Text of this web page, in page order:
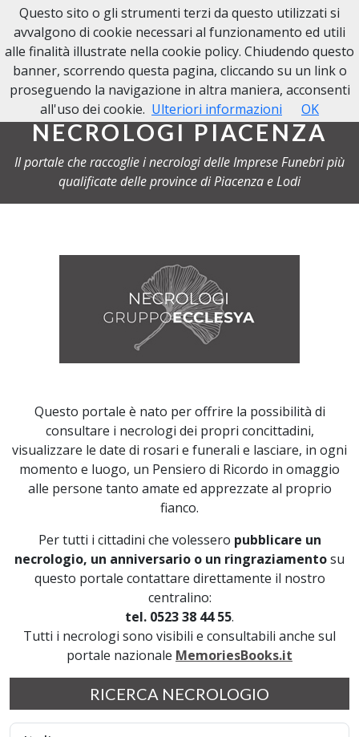
NECROLOGI PIACENZA
NECROLOGI PIACENZA
Il portale che raccoglie i necrologi delle Imprese Funebri più
qualificate delle province di Piacenza e Lodi
Questo portale è nato per offrire la possibilità di
consultare i necrologi dei propri concittadini,
visualizzare le date di rosari e funerali e lasciare, in ogni
momento e luogo, un Pensiero di Ricordo in omaggio
alle persone tanto amate ed apprezzate al proprio
fianco.
Per tutti i cittadini che volessero pubblicare un
necrologio, un anniversario o un ringraziamentosu
questo portale contattare direttamente il nostro
centralino:
tel. 0523 38 44 55.
Tutti i necrologi sono visibili e consultabili anche sul
portale nazionale MemoriesBooks.it
RICERCA NECROLOGIO
Questo sito o gli strumenti terzi da questo utilizzati si
avvalgono di cookie necessari al funzionamento ed utili
alle finalità illustrate nella cookie policy. Chiudendo questo
banner, scorrendo questa pagina, cliccando su un link o
proseguendo la navigazione in altra maniera, acconsenti
all'uso dei cookie. Ulteriori informazioni OK